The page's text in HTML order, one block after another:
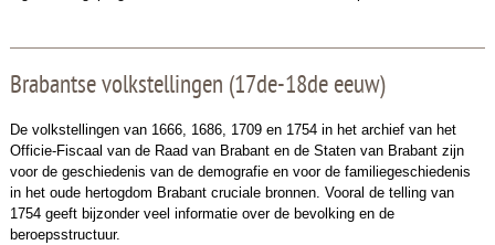
Brabantse volkstellingen (17de-18de eeuw)
De volkstellingen van 1666, 1686, 1709 en 1754 in het archief van het
Officie-Fiscaal van de Raad van Brabant en de Staten van Brabant zijn
voor de geschiedenis van de demografie en voor de familiegeschiedenis
in het oude hertogdom Brabant cruciale bronnen. Vooral de telling van
1754 geeft bijzonder veel informatie over de bevolking en de
beroepsstructuur.